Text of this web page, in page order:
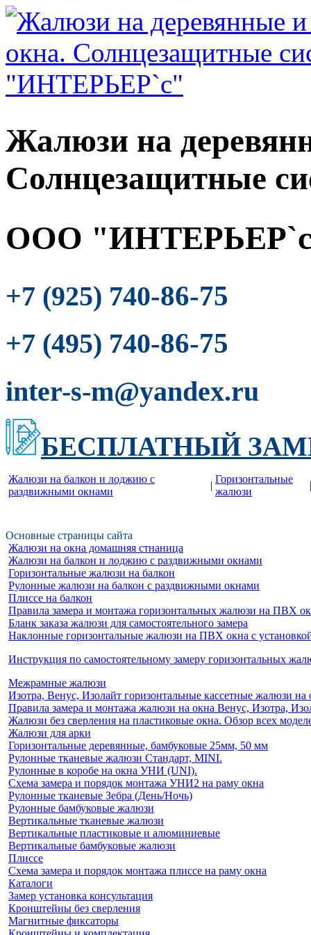
Жалюзи на
Солнцезащитные
ООО
+7 (925) 740-86-75
+7 (495) 740-86-75
inter-s-m@yandex.ru
БЕСПЛАТНЫЙ
Жалюзи на балкон и лоджию c
раздвижными окнами
|
Горизонтальные
жалюзи
|
Основные страницы сайта
Жалюзи на окна домашняя стнаница
Жалюзи на балкон и лоджию c раздвижными окнами
Горизонтальные жалюзи на балкон
Рулонные жалюзи на балкон с раздвижными окнами
Плиссе на балкон
Правила замера и монтажа горизонтальных жалюзи на ПВХ
Бланк заказа жалюзи для самостоятельного замера
Наклонные горизонтальные жалюзи на ПВХ окна с
Инструкция по самостоятельному замеру горизонтальных
Межрамные жалюзи
Изотра, Венус, Изолайт горизонтальные кассетные жалюзи на
Правила замера и монтажа жалюзи на окна Венус, Изотра,
Жалюзи без сверления на пластиковые окна. Обзор всех
Жалюзи для арки
Горизонтальные деревянные, бамбуковые 25мм, 50 мм
Рулонные тканевые жалюзи Стандарт, MINI.
Рулонные в коробе на окна УНИ (UNI).
Схема замера и порядок монтажа УНИ2 на раму окна
Рулонные тканевые Зебра (День/Ночь)
Рулонные бамбуковые жалюзи
Вертикальные тканевые жалюзи
Вертикальные пластиковые и алюминиевые
Вертикальные бамбуковые жалюзи
Плиссе
Схема замера и порядок монтажа плиссе на раму окна
Каталоги
Замер установка консультация
Кронштейны без сверления
Магнитные фиксаторы